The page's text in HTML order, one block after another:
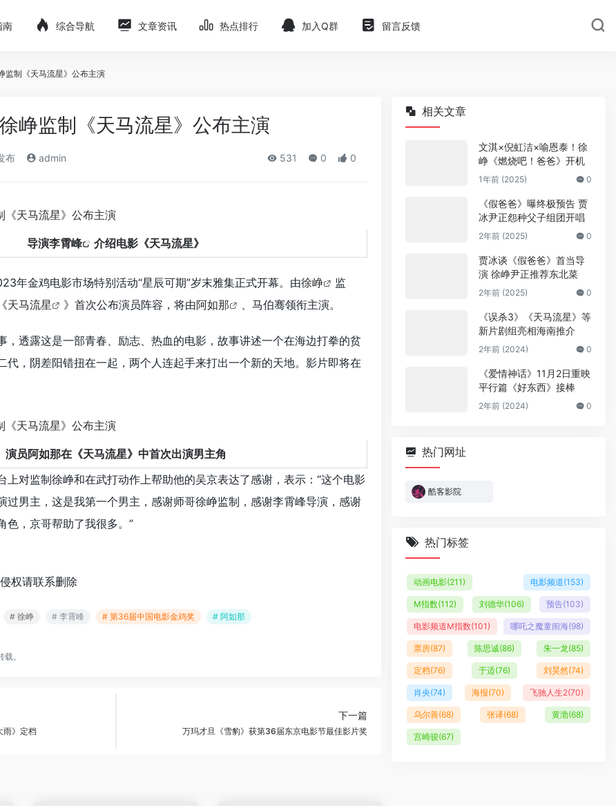
南 综合导航 文章资讯 热点排行 加入Q群 留言反馈
监制《天马流星》公布主演
峥监制《天马流星》公布主演
布 admin 531 0 0
导演李霄峰 介绍电影 《天马流星》
年金鸡电影市场特别活动“星辰可期”岁末雅集正式开幕。由徐峥
监
天马流星 》首次公布演员阵容，将由阿如那 、马伯骞领衔主演。
，透露这是一部青春、励志、热血的电影，故事讲述一个在海边打拳的贫
代，阴差阳错扭在一起，两个人连起手来打出一个新的天地。影片即将在
演员阿如那在《天马流星》中首次出演男主角
上对监制徐峥和在武打动作上帮助他的吴京表达了感谢，表示：“这个电影
过男主，这是我第一个男主，感谢师哥徐峥监制，感谢李霄峰导演，感谢
色，京哥帮助了我很多。”
权请联系删除
# 徐峥 # 李霄峰 # 第36届中国电影金鸡奖 # 阿如那
。
雨》定档
下一篇
万玛才旦《雪豹》获第36届东京电影节最佳影片奖
相关文章
文淇×倪虹洁×喻恩泰！徐
峥《燃烧吧！爸爸》开机
1年前 (2025) 0
《假爸爸》曝终极预告 贾
冰尹正怨种父子组团开唱
2年前 (2025) 0
贾冰谈《假爸爸》首当导
演 徐峥尹正推荐东北菜
2年前 (2025) 0
《误杀3》《天马流星》等
新片剧组亮相海南推介
2年前 (2024) 0
《爱情神话》11月2日重映
平行篇《好东西》接棒
2年前 (2024) 0
热门网址
酷客影院
热门标签
动画电影(211) 电影频道(153)
M指数(112) 刘德华(106) 预告(103)
电影频道M指数(101) 哪吒之魔童闹海(98)
票房(87) 陈思诚(86) 朱一龙(85)
定档(76) 于适(76) 刘昊然(74)
肖央(74) 海报(70) 飞驰人生2(70)
乌尔善(68) 张译(68) 黄渤(68)
宫崎骏(67)